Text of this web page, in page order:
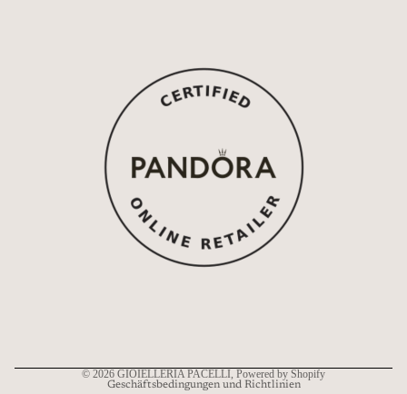
© 2026 GIOIELLERIA PACELLI , Powered by Shopify
Geschäftsbedingungen und Richtlinien